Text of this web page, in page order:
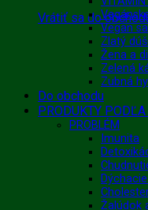
Vrátiť sa do
Vegan
Zlatý
Žena a
Zelená
Zubná
Do obchodu
PRODUKTY
PROBLÉM
Imunita
Žalúdok